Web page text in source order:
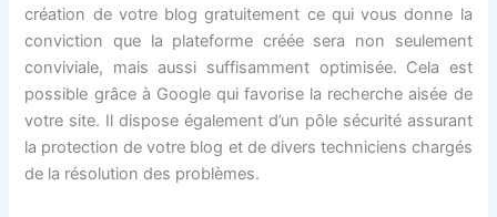
création de votre blog gratuitement ce qui vous donne la
conviction que la plateforme créée sera non seulement
conviviale, mais aussi suffisamment optimisée. Cela est
possible grâce à Google qui favorise la recherche aisée de
votre site. Il dispose également d’un pôle sécurité assurant
la protection de votre blog et de divers techniciens chargés
de la résolution des problèmes.